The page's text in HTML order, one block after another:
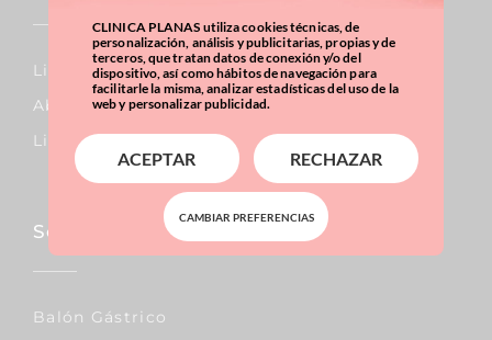
Lipo Vaser
Abdominoplastia
Liposucción
Sobrepeso & Obesidad
Balón Gástrico
CLINICA PLANAS utiliza cookies técnicas, de
personalización, análisis y publicitarias, propias y de
terceros, que tratan datos de conexión y/o del
dispositivo, así como hábitos de navegación para
facilitarle la misma, analizar estadísticas del uso de la
web y personalizar publicidad.
ACEPTAR RECHAZAR
CAMBIAR PREFERENCIAS